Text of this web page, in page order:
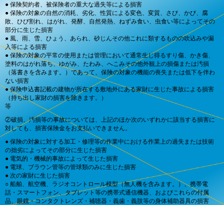
● 保険契約者、被保険者の重大な過失等による損害
● 保険の対象の自然の消耗、劣化、性質による変色、変質、さび、かび、腐
敗、ひび割れ、はがれ、発酵、自然発熱、ねずみ食い、虫食い等によってその
部分に生じた損害
● 風、雨、雪、ひょう、あられ、砂じんその他これに類するものの吹込みや漏
入等による損害
● 保険の対象の平常の使用または管理において通常生じ得るすり傷、かき傷、
塗料のはがれ落ち、ゆがみ、たわみ、へこみその他外観上の損傷または汚損
（落書きを含みます。）であって、保険の対象の機能の喪失または低下を伴わ
ない損害
● 保険申込書記載の建物が所在する敷地外にある家財に生じた事故による損害
（持ち出し家財の損害を除きます。）
等
②破損、汚損等の事故については、上記のほか次のいずれかに該当する損害に
対しても、損害保険金をお支払いできません。
● 保険の対象に対する加工・修理等の作業中における作業上の過失または技術
の拙劣によってその部分に生じた損害
● 電気的・機械的事故によって生じた損害
● 電球、ブラウン管等の管球類のみに生じた損害
● 次の家財に生じた損害
○ 船舶、航空機、ラジオコントロール模型（無人機を含みます。）、携帯電
話・スマートフォン、タブレット等の携帯式通信機器、およびこれらの付属
品、眼鏡・コンタクトレンズ・補聴器・義歯・義肢等の身体補助器具の損害